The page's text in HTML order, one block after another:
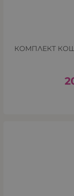
КОМПЛЕКТ КОШ